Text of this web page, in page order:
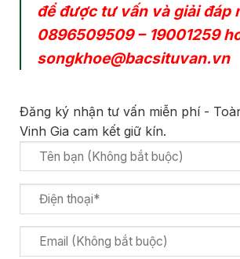
để được tư vấn và giải đáp
0896509509– 19001259
songkhoe@bacsituvan.vn
Đăng ký nhận tư vấn miễn phí -
Vinh Gia cam kết giữ kín.